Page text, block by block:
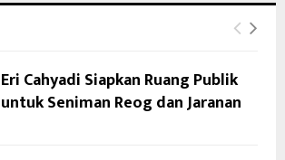
Eri Cahyadi Siapkan Ruang Publik
untuk Seniman Reog dan Jaranan